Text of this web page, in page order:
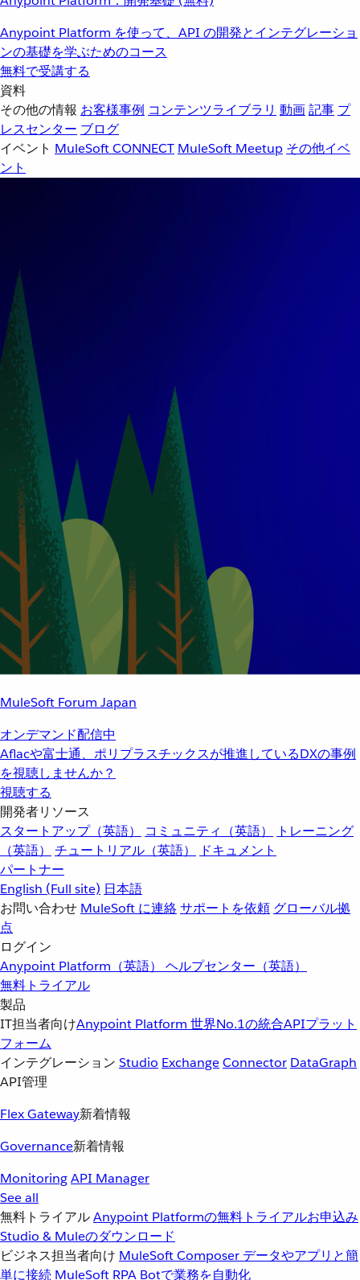
Anypoint Platform を使って、API の開発とインテグレーショ
ンの基礎を学ぶためのコース
無料で受講する
資料
その他の情報 お客様事例 コンテンツライブラリ 動画記事 プ
レスセンター ブログ
イベント MuleSoft CONNECT MuleSoft Meetup その他イベ
ント
MuleSoft Forum Japan
オンデマンド配信中
Aflacや富士通、ポリプラスチックスが推進しているDXの事例
を視聴しませんか？
視聴する
開発者リソース
スタートアップ（英語）
コミュニティ（英語）
トレーニング
（英語）
チュートリアル（英語）
ドキュメント
パートナー
English (Full site) 日本語
お問い合わせ MuleSoft に連絡サポートを依頼 グローバル拠
点
ログイン
Anypoint Platform（英語） ヘルプセンター（英語）
無料トライアル
製品
IT担当者向けAnypoint Platform 世界No.1の統合APIプラット
フォーム
インテグレーション Studio ExchangeConnector DataGraph
API管理
Flex Gateway新着情報
Governance新着情報
MonitoringAPI Manager
See all
無料トライアルAnypoint Platformの無料トライアルお申込み
Studio & Muleのダウンロード
ビジネス担当者向け MuleSoft Composer データやアプリと簡
単に接続 MuleSoft RPA Botで業務を自動化